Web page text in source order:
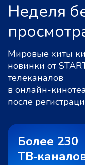
Неделя
Мировые хиты
новинки от
телеканалов
в онлайн-
после
Более 230